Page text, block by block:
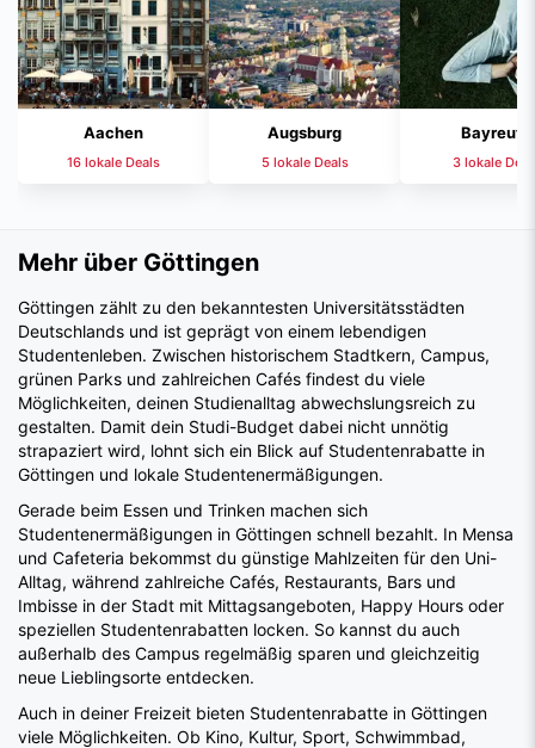
Aachen
16 lokale Deals
Augsburg
5 lokale Deals
Bayreuth
3 lokale
Mehr über Göttingen
Göttingen zählt zu den bekanntesten Universitätsstädten
Deutschlands und ist geprägt von einem lebendigen
Studentenleben. Zwischen historischem Stadtkern, Campus,
grünen Parks und zahlreichen Cafés findest du viele
Möglichkeiten, deinen Studienalltag abwechslungsreich zu
gestalten. Damit dein Studi-Budget dabei nicht unnötig
strapaziert wird, lohnt sich ein Blick auf Studentenrabatte in
Göttingen und lokale Studentenermäßigungen.
Gerade beim Essen und Trinken machen sich
Studentenermäßigungen in Göttingen schnell bezahlt. In Mensa
und Cafeteria bekommst du günstige Mahlzeiten für den Uni-
Alltag, während zahlreiche Cafés, Restaurants, Bars und
Imbisse in der Stadt mit Mittagsangeboten, Happy Hours oder
speziellen Studentenrabatten locken. So kannst du auch
außerhalb des Campus regelmäßig sparen und gleichzeitig
neue Lieblingsorte entdecken.
Auch in deiner Freizeit bieten Studentenrabatte in Göttingen
viele Möglichkeiten. Ob Kino, Kultur, Sport, Schwimmbad,